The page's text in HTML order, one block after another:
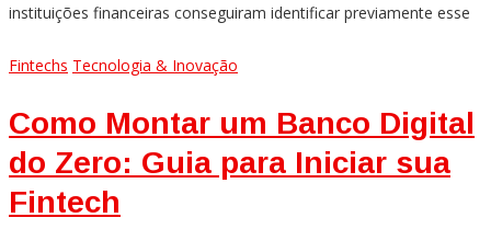
instituições financeiras conseguiram identificar previamente esse
Fintechs Tecnologia & Inovação
Como Montar um Banco Digital
do Zero: Guia para Iniciar sua
Fintech